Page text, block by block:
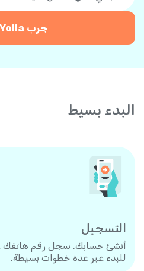
جرب Yolla اليوم
البدء بسيط
التسجيل
للبدء عبر عدة خطوات بسيطة.